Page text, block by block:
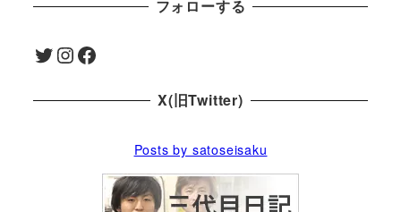
フォローする
Twitter InstagramFacebook
X(旧Twitter)
Posts by satoseisaku